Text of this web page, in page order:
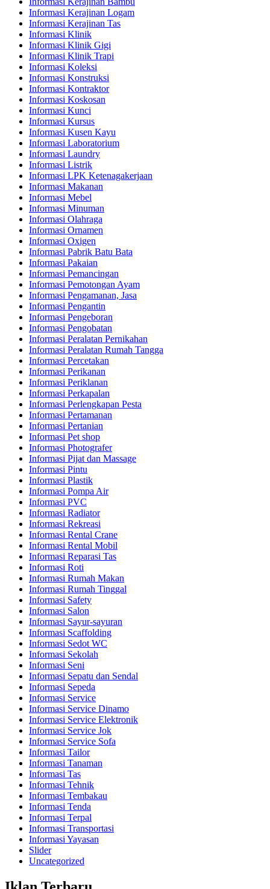
Informasi Kerajinan Logam
Informasi Kerajinan Tas
Informasi Klinik
Informasi Klinik Gigi
Informasi Klinik Trapi
Informasi Koleksi
Informasi Konstruksi
Informasi Kontraktor
Informasi Koskosan
Informasi Kunci
Informasi Kursus
Informasi Kusen Kayu
Informasi Laboratorium
Informasi Laundry
Informasi Listrik
Informasi LPK Ketenagakerjaan
Informasi Makanan
Informasi Mebel
Informasi Minuman
Informasi Olahraga
Informasi Ornamen
Informasi Oxigen
Informasi Pabrik Batu Bata
Informasi Pakaian
Informasi Pemancingan
Informasi Pemotongan Ayam
Informasi Pengamanan, Jasa
Informasi Pengantin
Informasi Pengeboran
Informasi Pengobatan
Informasi Peralatan Pernikahan
Informasi Peralatan Rumah Tangga
Informasi Percetakan
Informasi Perikanan
Informasi Periklanan
Informasi Perkapalan
Informasi Perlengkapan Pesta
Informasi Pertamanan
Informasi Pertanian
Informasi Pet shop
Informasi Photografer
Informasi Pijat dan Massage
Informasi Pintu
Informasi Plastik
Informasi Pompa Air
Informasi PVC
Informasi Radiator
Informasi Rekreasi
Informasi Rental Crane
Informasi Rental Mobil
Informasi Reparasi Tas
Informasi Roti
Informasi Rumah Makan
Informasi Rumah Tinggal
Informasi Safety
Informasi Salon
Informasi Sayur-sayuran
Informasi Scaffolding
Informasi Sedot WC
Informasi Sekolah
Informasi Seni
Informasi Sepatu dan Sendal
Informasi Sepeda
Informasi Service
Informasi Service Dinamo
Informasi Service Elektronik
Informasi Service Jok
Informasi Service Sofa
Informasi Tailor
Informasi Tanaman
Informasi Tas
Informasi Tehnik
Informasi Tembakau
Informasi Tenda
Informasi Terpal
Informasi Transportasi
Informasi Yayasan
Slider
Uncategorized